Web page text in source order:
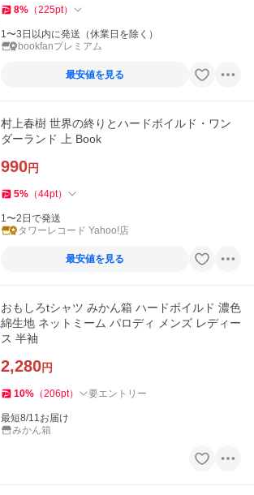
8% （225pt）
1〜3日以内に発送（休業日を除く）
bookfanプレミアム
最安値を見る
村上春樹 世界の終りとハードボイルド・ワン
ダーランド 上 Book
990円
5% （44pt）
1〜2日で発送
タワーレコード Yahoo!店
最安値を見る
おもしろtシャツ みかん箱 ハードボイルド 濃色
綿生地 ネットミーム パロディ メンズ レディー
ス 半袖
2,280円
10% （206pt） 要エントリー
最短8/11お届け
みかん箱